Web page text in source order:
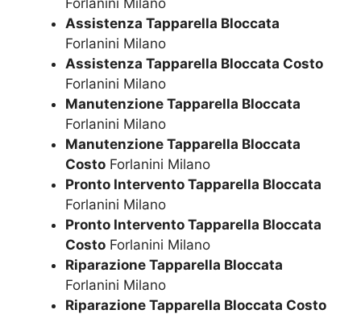
Forlanini Milano
Assistenza Tapparella Bloccata
Forlanini Milano
Assistenza Tapparella Bloccata Costo
Forlanini Milano
Manutenzione Tapparella Bloccata
Forlanini Milano
Manutenzione Tapparella Bloccata
Costo Forlanini Milano
Pronto Intervento Tapparella Bloccata
Forlanini Milano
Pronto Intervento Tapparella Bloccata
Costo Forlanini Milano
Riparazione Tapparella Bloccata
Forlanini Milano
Riparazione Tapparella Bloccata Costo